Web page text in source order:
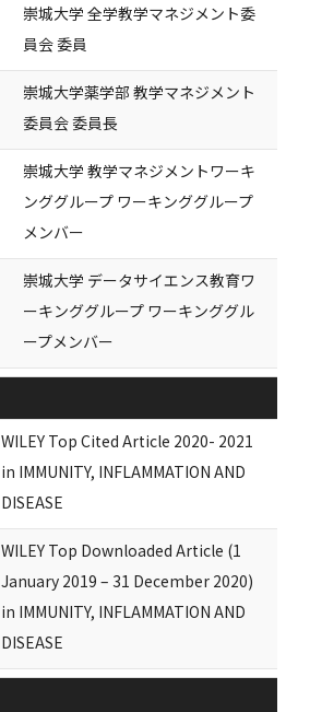
崇城大学 全学教学マネジメント委
員会 委員
崇城大学薬学部 教学マネジメント
委員会 委員長
崇城大学 教学マネジメントワーキ
ンググループ ワーキンググループ
メンバー
崇城大学 データサイエンス教育ワ
ーキンググループ ワーキンググル
ープメンバー
WILEY Top Cited Article 2020- 2021
in IMMUNITY, INFLAMMATION AND
DISEASE
WILEY Top Downloaded Article (1
January 2019 – 31 December 2020)
in IMMUNITY, INFLAMMATION AND
DISEASE